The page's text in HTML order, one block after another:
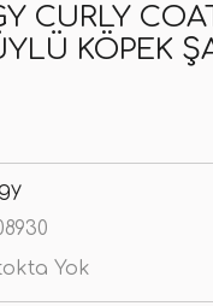
CURLY
KÖPEK
Yok